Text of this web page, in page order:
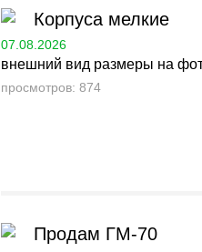
Корпуса мелкие
07.08.2026
внешний вид размеры на
просмотров: 874
Продам ГМ-70